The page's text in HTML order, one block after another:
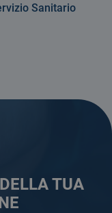
TUA
Sanitario